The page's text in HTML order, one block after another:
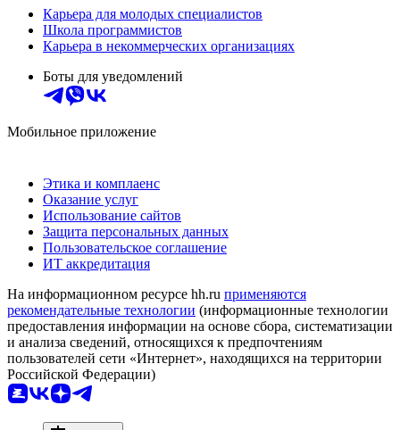
Карьера для молодых специалистов
Школа программистов
Карьера в некоммерческих организациях
Боты для уведомлений
Мобильное приложение
Этика и комплаенс
Оказание услуг
Использование сайтов
Защита персональных данных
Пользовательское соглашение
ИТ аккредитация
На информационном ресурсе hh.ru применяются
рекомендательные технологии (информационные технологии
предоставления информации на основе сбора, систематизации
и анализа сведений, относящихся к предпочтениям
пользователей сети «Интернет», находящихся на территории
Российской Федерации)